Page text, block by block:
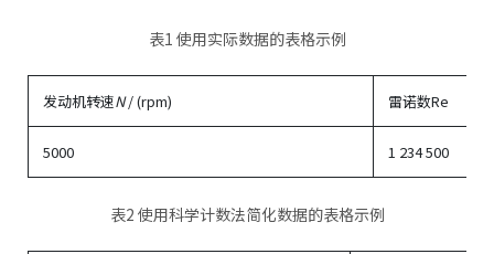
表1 使用实际数据的表格示例
发动机转速N/ (rpm) 雷诺数Re
5000 1 234 500
表2 使用科学计数法简化数据的表格示例